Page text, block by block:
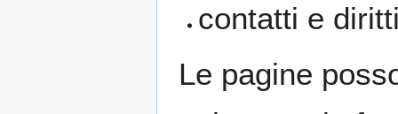
contatti e
Le pagine